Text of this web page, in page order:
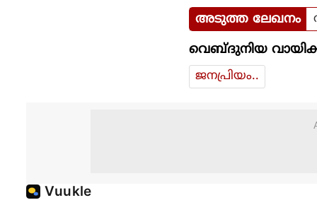
അടുത്ത ലേഖനം
വെബ്ദുനിയ
ജനപ്രിയം..